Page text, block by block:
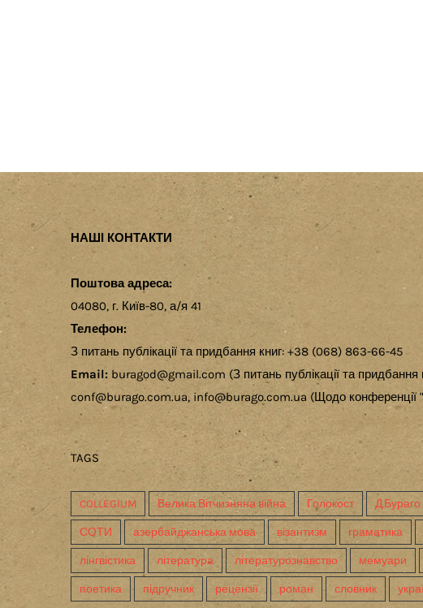
НАШІ КОНТАКТИ
Поштова адреса:
04080, г. Київ-80, а/я 41
Телефон:
З питань публікації та придбання книг: +38 (068) 863-66-45
Email: buragod@gmail.com (З питань публікації та придбання
conf@burago.com.ua, info@burago.com.ua (Щодо конференції
TAGS
COLLEGIUM Велика Вітчизняна війна Голокост Д.Бураго
СОТИ азербайджанська мова візантизм граматика
лінгвістика література літературознавство мемуари
поетика підручник рецензії роман словник